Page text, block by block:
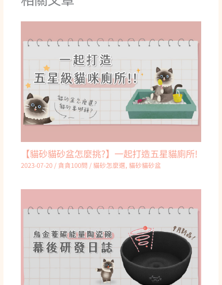
【貓砂貓砂盆怎麼挑?】一起打造五星貓廁所!
2023-07-20 / 貪貪100問 /貓砂怎麼選, 貓砂貓砂盆